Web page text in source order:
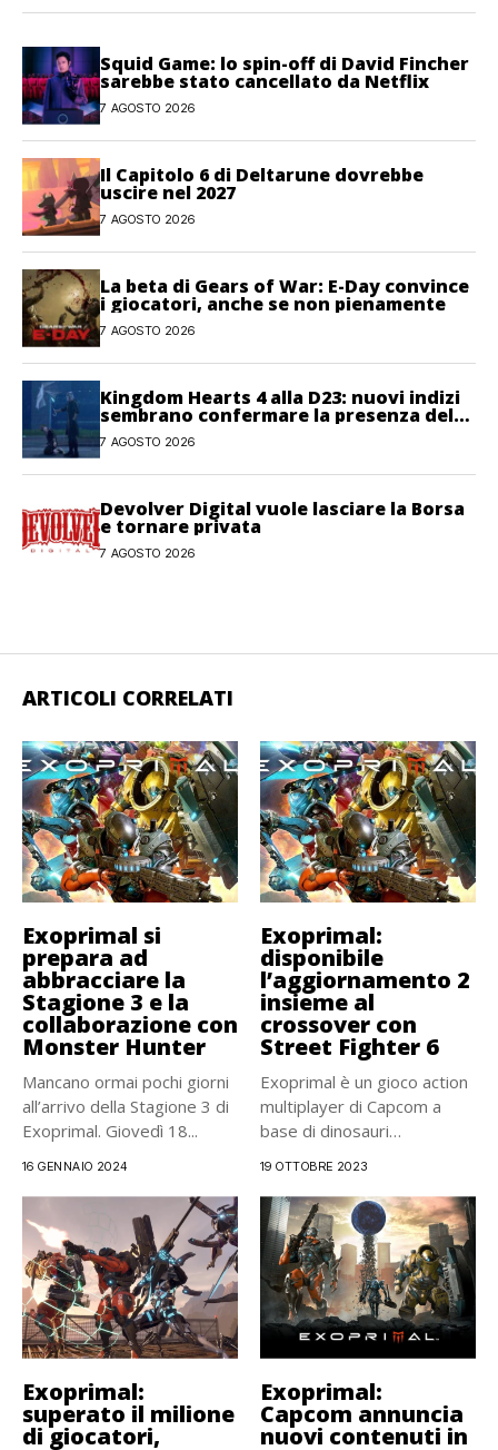
Squid Game: lo spin-off di David Fincher
sarebbe stato cancellato da Netflix
7 AGOSTO 2026
Il Capitolo 6 di Deltarune dovrebbe
uscire nel 2027
7 AGOSTO 2026
La beta di Gears of War: E-Day convince
i giocatori, anche se non pienamente
7 AGOSTO 2026
Kingdom Hearts 4 alla D23: nuovi indizi
sembrano confermare la presenza del
gioco
7 AGOSTO 2026
Devolver Digital vuole lasciare la Borsa
e tornare privata
7 AGOSTO 2026
ARTICOLI CORRELATI
Exoprimal si
prepara ad
abbracciare la
Stagione 3 e la
collaborazione con
Monster Hunter
Mancano ormai pochi giorni
all’arrivo della Stagione 3 di
Exoprimal. Giovedì 18...
16 GENNAIO 2024
Exoprimal:
disponibile
l’aggiornamento 2
insieme al
crossover con
Street Fighter 6
Exoprimal è un gioco action
multiplayer di Capcom a
base di dinosauri
19 OTTOBRE 2023
Exoprimal:
superato il milione
di giocatori,
Exoprimal:
Capcom annuncia
nuovi contenuti in